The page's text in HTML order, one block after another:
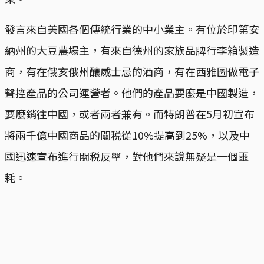
發言來自美國各個傳統行業的中小業主。有位於印第安
納州的大豆農場主，有來自德州的家族品牌行李箱製造
商，有在俄亥俄州釀威士忌的酒商，有在西雅圖做電子
聲控產品的公司運營者。他們的產品要麼是中國製造，
要麼銷往中國，或者兩者兼有。而特朗普在5月初宣布
將兩千億中國商品的關税從10%提高到25%，以及中
國迅速宣布進行關税反擊，對他們來說無疑是一個噩
耗。